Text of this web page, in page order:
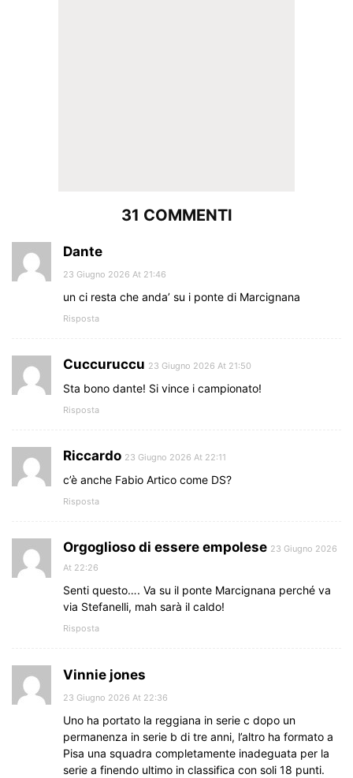
31 COMMENTI
Dante
23 Giugno 2026 At 21:46
un ci resta che anda’ su i ponte di Marcignana
Risposta
Cuccuruccu 23 Giugno 2026 At 21:50
Sta bono dante! Si vince i campionato!
Risposta
Riccardo 23 Giugno 2026 At 22:11
c’è anche Fabio Artico come DS?
Risposta
Orgoglioso di essere empolese 23 Giugno 2026
At 22:26
Senti questo…. Va su il ponte Marcignana perché va
via Stefanelli, mah sarà il caldo!
Risposta
Vinnie jones
23 Giugno 2026 At 22:36
Uno ha portato la reggiana in serie c dopo un
permanenza in serie b di tre anni, l’altro ha formato a
Pisa una squadra completamente inadeguata per la
serie a finendo ultimo in classifica con soli 18 punti.